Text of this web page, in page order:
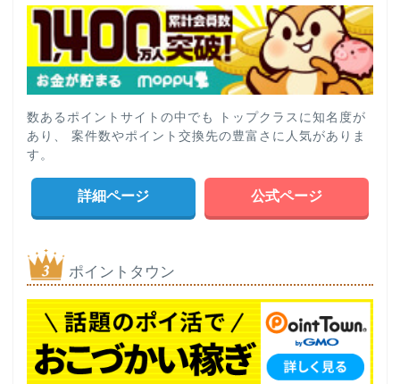
数あるポイントサイトの中でも トップクラスに知名度が
あり、 案件数やポイント交換先の豊富さに人気がありま
す。
詳細ページ 公式ページ
ポイントタウン